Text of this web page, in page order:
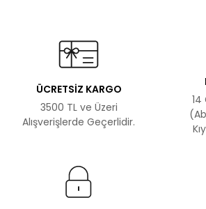
ÜCRETSİZ KARGO
3500 TL ve Üzeri
Alışverişlerde Geçerlidir.